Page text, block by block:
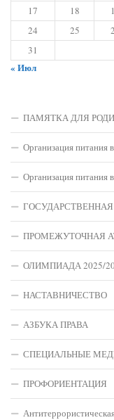
17
18
24
25
31
« Июл
ПАМЯТКА ДЛЯ
Организация питания
Организация питания
ГОСУДАРСТВЕННАЯ
ПРОМЕЖУТОЧНАЯ
ОЛИМПИАДА 2025/
НАСТАВНИЧЕСТВО
АЗБУКА ПРАВА
СПЕЦИАЛЬНЫЕ
ПРОФОРИЕНТАЦИЯ